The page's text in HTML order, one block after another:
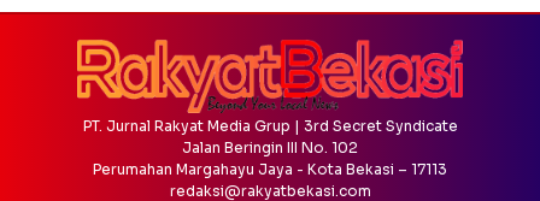
PT. Jurnal Rakyat Media Grup | 3rd Secret Syndicate
Jalan Beringin III No. 102
Perumahan Margahayu Jaya - Kota Bekasi – 17113
redaksi@rakyatbekasi.com